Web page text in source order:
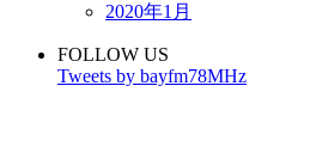
2020年1月
FOLLOW US
Tweets by bayfm78MHz